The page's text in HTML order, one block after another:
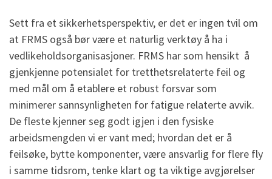
Sett fra et sikkerhetsperspektiv, er det er ingen tvil om
at FRMS også bør være et naturlig verktøy å ha i
vedlikeholdsorganisasjoner. FRMS har som hensikt å
gjenkjenne potensialet for tretthetsrelaterte feil og
med mål om å etablere et robust forsvar som
minimerer sannsynligheten for fatigue relaterte avvik.
De fleste kjenner seg godt igjen i den fysiske
arbeidsmengden vi er vant med; hvordan det er å
feilsøke, bytte komponenter, være ansvarlig for flere fly
i samme tidsrom, tenke klart og ta viktige avgjørelser